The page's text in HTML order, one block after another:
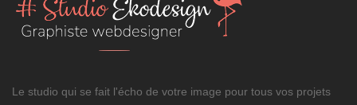
Le studio qui se fait l'écho de votre image pour tous vos projets